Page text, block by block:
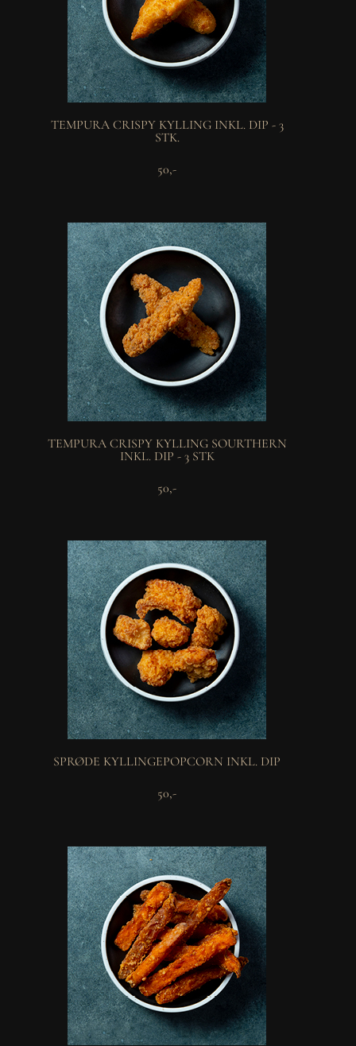
TEMPURA CRISPY KYLLING INKL. DIP - 3
STK.
50,-
TEMPURA CRISPY KYLLING SOURTHERN
INKL. DIP - 3 STK
50,-
SPRØDE KYLLINGEPOPCORN INKL. DIP
50,-